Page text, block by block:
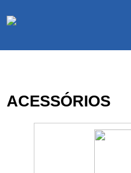
Inversores e
ACESSÓRIOS